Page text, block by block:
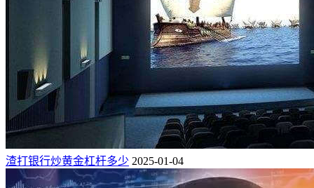
渣打银行炒黄金杠杆多少 2025-01-04